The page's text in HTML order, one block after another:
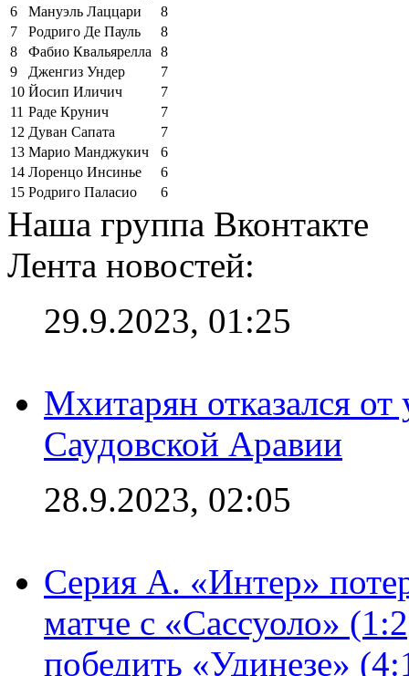
6
Мануэль Лаццари
8
7
Родриго Де Пауль
8
8
Фабио Квальярелла
8
9
Дженгиз Ундер
7
10 Йосип Иличич
7
11 Раде Крунич
7
12 Дуван Сапата
7
13 Марио Манджукич
6
14 Лоренцо Инсинье
6
15 Родриго Паласио 6
Наша группа Вконтакте
Лента новостей:
29.9.2023, 01:25
Мхитарян отказался от
Саудовской Аравии
28.9.2023, 02:05
Серия А. «Интер»
матче с «Сассуоло»
победить «Удинезе»